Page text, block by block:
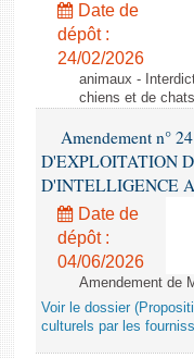
Budget et sécurité
Questions écrites et
Comptes rendus des
Date de
dépôt :
24/02/2026
animaux -
chiens et de
Amendement n°
D'EXPLOITATION
D'INTELLIGENCE
Date de
dépôt :
04/06/2026
Amendement de
Voir le dossier
culturels par les